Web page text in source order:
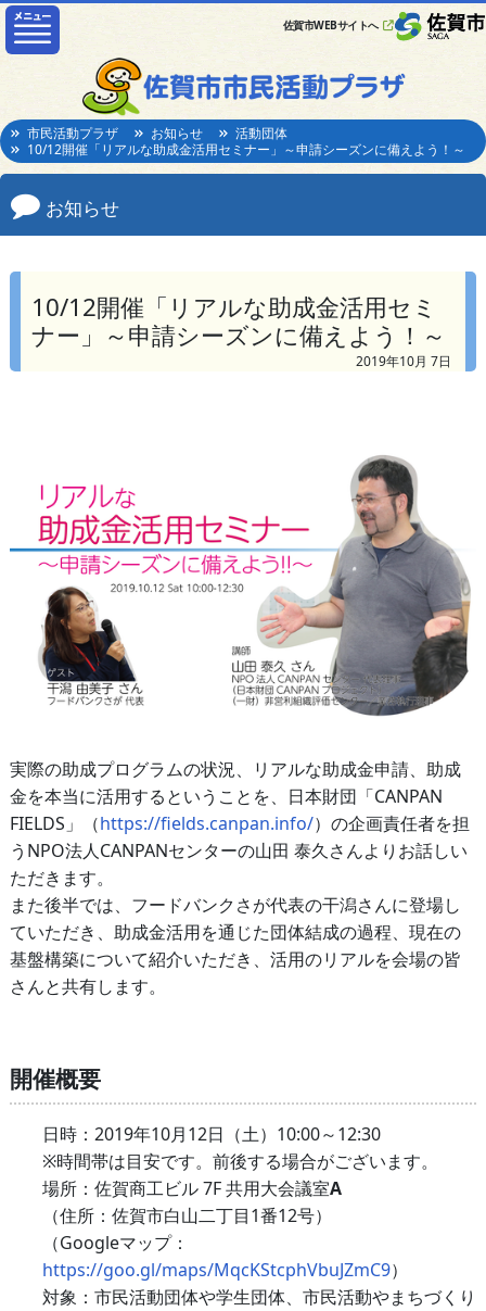
佐賀市WEBサイトへ
市民活動プラザ お知らせ
活動団体
10/12開催「リアルな助成金活用セミナー」～申請シーズンに備えよう！～
お知らせ
10/12開催「リアルな助成金活用セミ
ナー」～申請シーズンに備えよう！～
2019年10月 7日
実際の助成プログラムの状況、リアルな助成金申請、助成
金を本当に活用するということを、日本財団「CANPAN
FIELDS」（https://fields.canpan.info/）の企画責任者を担
うNPO法人CANPANセンターの山田 泰久さんよりお話しい
ただきます。
また後半では、フードバンクさが代表の干潟さんに登場し
ていただき、助成金活用を通じた団体結成の過程、現在の
基盤構築について紹介いただき、活用のリアルを会場の皆
さんと共有します。
開催概要
日時：2019年10月12日（土）10:00～12:30
※時間帯は目安です。前後する場合がございます。
場所：佐賀商工ビル 7F 共用大会議室A
（住所：佐賀市白山二丁目1番12号）
（Googleマップ：
https://goo.gl/maps/MqcKStcphVbuJZmC9）
対象：市民活動団体や学生団体、市民活動やまちづくり